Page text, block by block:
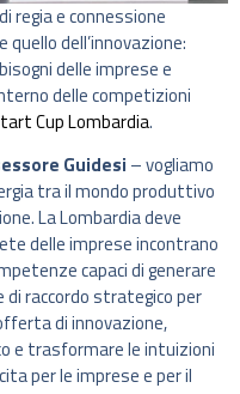
regia e connessione
dell’innovazione:
delle imprese e
delle competizioni
Cup Lombardia.
Guidesi – vogliamo
tra il mondo produttivo
La Lombardia deve
delle imprese incontrano
capaci di generare
di raccordo strategico per
di innovazione,
e trasformare le intuizioni
per le imprese e per il